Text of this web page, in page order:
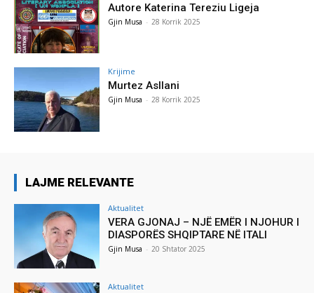
Autore Katerina Tereziu Ligeja
Gjin Musa - 28 Korrik 2025
Krijime
Murtez Asllani
Gjin Musa - 28 Korrik 2025
LAJME RELEVANTE
Aktualitet
VERA GJONAJ – NJË EMËR I NJOHUR I
DIASPORËS SHQIPTARE NË ITALI
Gjin Musa - 20 Shtator 2025
Aktualitet